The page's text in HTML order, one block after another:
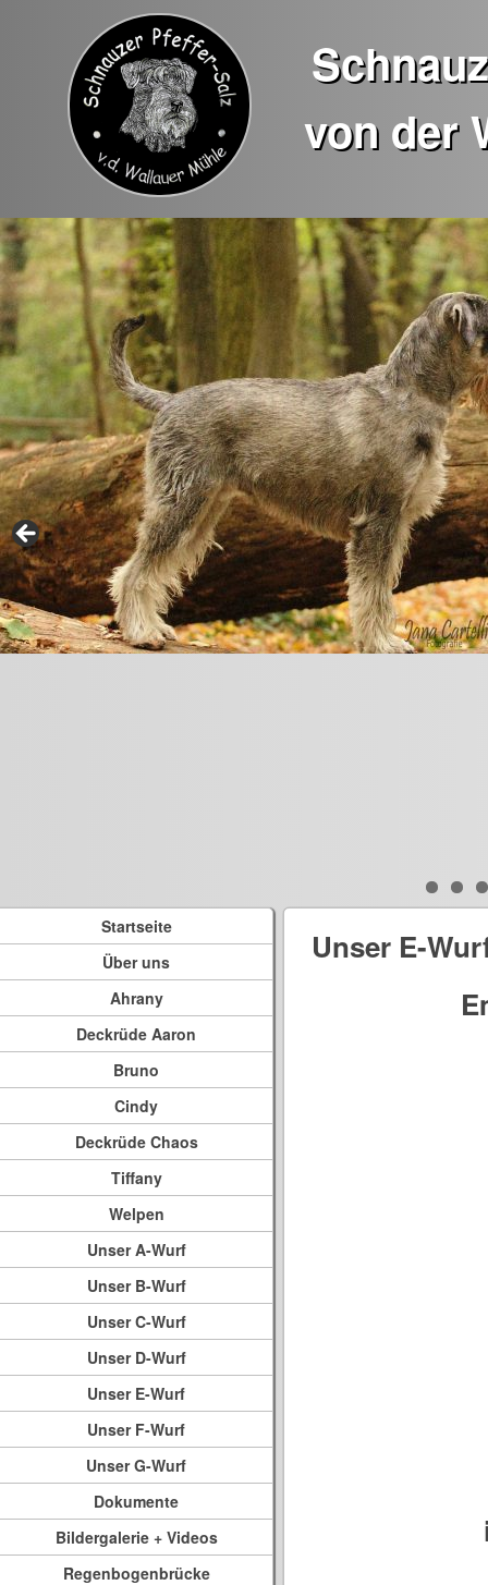
von der
Startseite
Über uns
Ahrany
Deckrüde Aaron
Bruno
Cindy
Deckrüde Chaos
Tiffany
Welpen
Unser A-Wurf
Unser B-Wurf
Unser C-Wurf
Unser D-Wurf
Unser E-Wurf
Unser F-Wurf
Unser G-Wurf
Dokumente
Bildergalerie + Videos
Regenbogenbrücke
Unser E-